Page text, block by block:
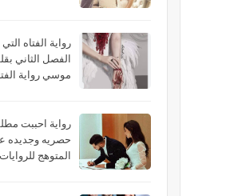
رواية الفتاه
الفصل الثاني
موسي رواية
فقدت شرفها
إسماعيل موسي
رواية احببت
حصريه وجديده
المتوهج